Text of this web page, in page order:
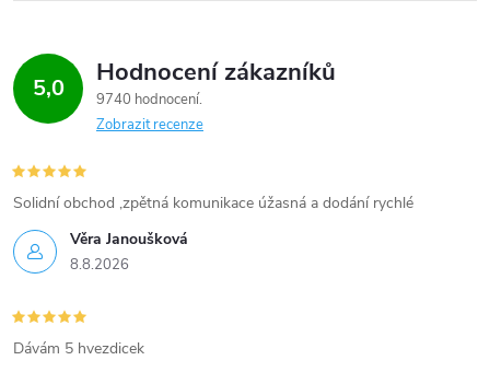
5,0 Hodnocení zákazníků
9740 hodnocení
Zobrazit recenze
Věra Janoušková
8.8.2026
Solidní obchod ,zpětná komunikace úžasná a dodání rychlé
Dávám 5 hvezdicek